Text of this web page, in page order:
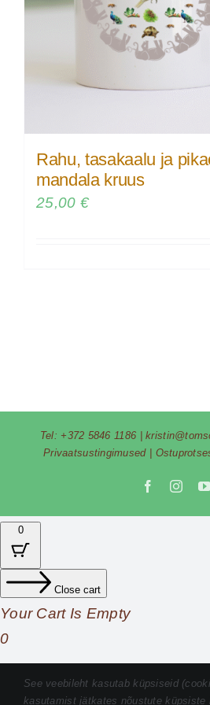
Rahu, tasakaalu ja
mandala kruus
25,00 €
Tel: +372 5846 1186 |
Privaatsustingimused|
Facebook
0
Close cart
Your Cart Is Empty
0
Check out our shop to see
See veebileht kasutab küpsiseid
kasutamist jätkates nõustute küpsiste